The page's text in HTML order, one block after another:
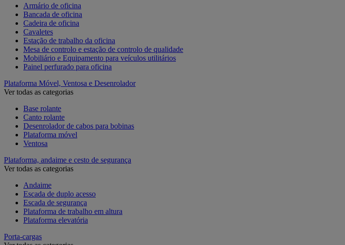
Armário de oficina
Bancada de oficina
Cadeira de oficina
Cavaletes
Estação de trabalho da oficina
Mesa de controlo e estação de controlo de qualidade
Mobiliário e Equipamento para veículos utilitários
Painel perfurado para oficina
Plataforma Móvel, Ventosa e Desenrolador
Ver todas as categorias
Base rolante
Canto rolante
Desenrolador de cabos para bobinas
Plataforma móvel
Ventosa
Plataforma, andaime e cesto de segurança
Ver todas as categorias
Andaime
Escada de duplo acesso
Escada de segurança
Plataforma de trabalho em altura
Plataforma elevatória
Porta-cargas